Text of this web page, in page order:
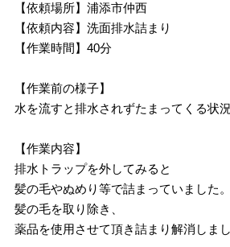
【依頼場所】浦添市仲西
【依頼内容】洗面排水詰まり
【作業時間】40分
【作業前の様子】
水を流すと排水されずたまってくる状
【作業内容】
排水トラップを外してみると
髪の毛やぬめり等で詰まっていました。
髪の毛を取り除き、
薬品を使用させて頂き詰まり解消しまし